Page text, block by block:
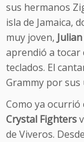
sus hermanos
isla de Jamaica,
muy joven, Julian
aprendió a tocar
teclados. El
Grammy por
Como ya ocurrió
Crystal Fighters
de Viveros.